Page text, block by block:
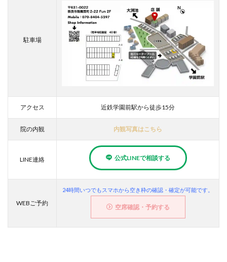
駐車場
アクセス 近鉄学園前駅から徒歩15分
院の内観 内観写真はこちら
LINE連絡 公式LINEで相談する
WEBご予約
24時間いつでもスマホから空き枠の確認・確定が可能です。
空席確認・予約する